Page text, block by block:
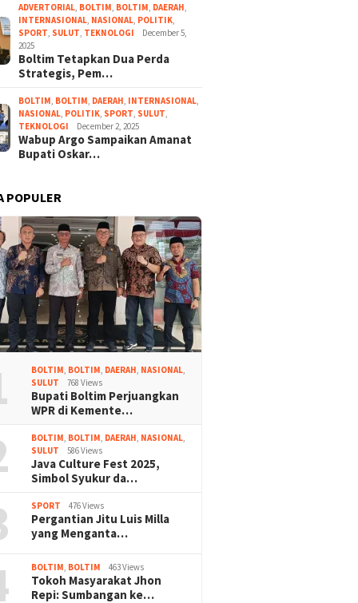
ADVERTORIAL, BOLTIM, BOLTIM, DAERAH,
INTERNASIONAL, NASIONAL, POLITIK,
SPORT, SULUT, TEKNOLOGI
December 5,
2025
Boltim Tetapkan Dua Perda
Strategis, Pem…
BOLTIM, BOLTIM, DAERAH, INTERNASIONAL,
NASIONAL, POLITIK, SPORT, SULUT,
TEKNOLOGI
December 2, 2025
Wabup Argo Sampaikan Amanat
Bupati Oskar…
POPULER
BOLTIM BOLTIM DAERAH NASIONAL
SULUT
768 Views
Bupati Boltim Perjuangkan
WPR di Kemente…
BOLTIM BOLTIM DAERAH NASIONAL
SULUT
586 Views
Java Culture Fest 2025,
Simbol Syukur da…
SPORT 476 Views
Pergantian Jitu Luis Milla
yang Menganta…
BOLTIM BOLTIM 463 Views
Tokoh Masyarakat Jhon
Repi: Sumbangan ke…